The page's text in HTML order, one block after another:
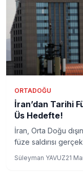
ORTADOĞU
İran’dan Tarihi
Üs Hedefte!
İran, Orta Doğu
füze saldırısı
arenada endişeler
Süleyman YAVUZ21